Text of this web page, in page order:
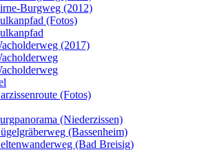
Burgweg (2012)
(Fotos)
(2017)
(Fotos)
(Niederzissen)
(Bassenheim)
(Bad Breisig)